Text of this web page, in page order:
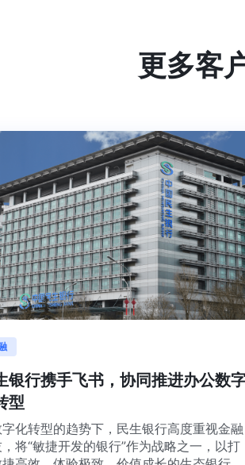
更多客
民生银行携手飞书，协同推进办公
化转型
在数字化转型的趋势下，民生银行高度重视
科技，将“敏捷开发的银行”作为战略之一，